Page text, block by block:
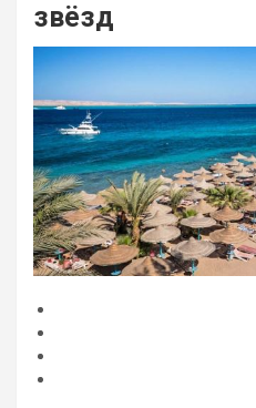
звёзд